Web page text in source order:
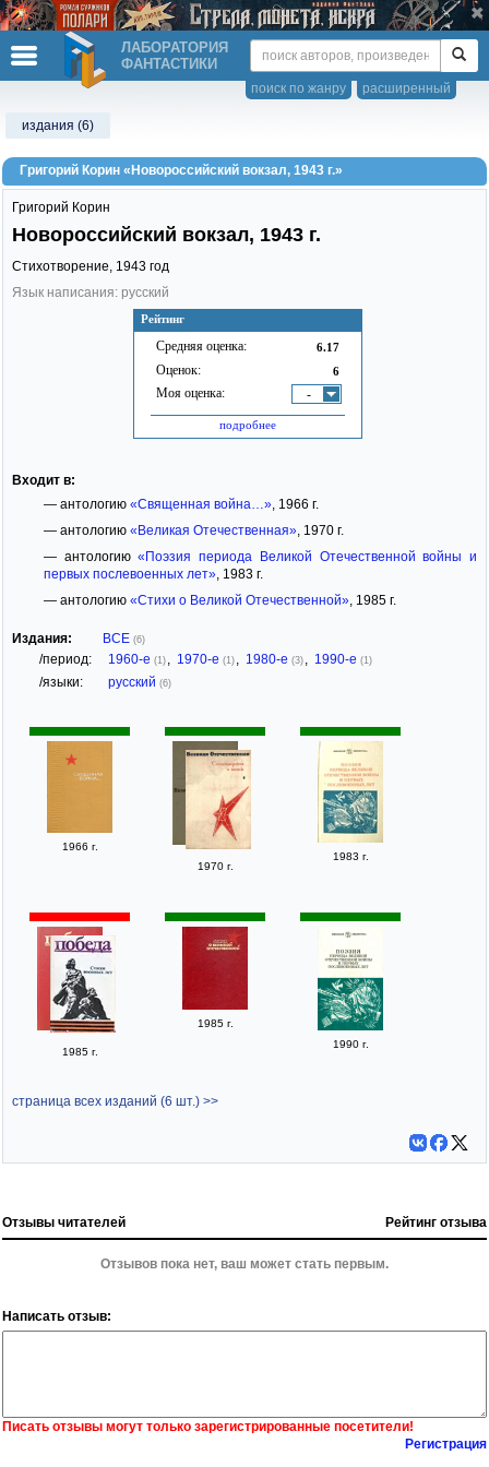
ЛАБОРАТОРИЯ
ФАНТАСТИКИ
расширенный
поиск по жанру
издания (6)
Григорий Корин «Новороссийский вокзал, 1943 г.»
Рейтинг
Средняя оценка: 6.17
Оценок: 6
Моя оценка: -
подробнее
Григорий Корин
Новороссийский вокзал, 1943 г.
Стихотворение, 1943 год
Язык написания: русский
Входит в:
— антологию «Священная война…», 1966 г.
— антологию «Великая Отечественная», 1970 г.
— антологию«Поэзия периода Великой Отечественной войны и
первых послевоенных лет», 1983 г.
— антологию «Стихи о Великой Отечественной», 1985 г.
Издания: ВСЕ (6)
/период: 1960-е (1) 1970-е (1) 1980-е (3) 1990-е (1)
/языки: русский (6)
1966 г.
1970 г.
1983 г.
1985 г.
1985 г.
1990 г.
страница всех изданий (6 шт.) >>
Отзывы читателей Рейтинг отзыва
Отзывов пока нет, ваш может стать первым.
Написать отзыв:
Писать отзывы могут только зарегистрированные посетители!
Регистрация